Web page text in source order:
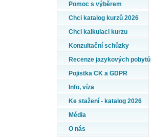
Pomoc s výběrem
Chci katalog kurzů 2026
Chci kalkulaci kurzu
Konzultační schůzky
Recenze jazykových pobytů
Pojistka CK a GDPR
Info, víza
Ke stažení - katalog 2026
Média
O nás